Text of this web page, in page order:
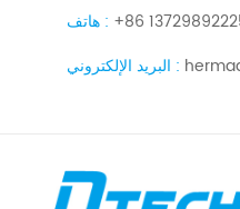
هاتف : +86
البريد الإلكتروني :